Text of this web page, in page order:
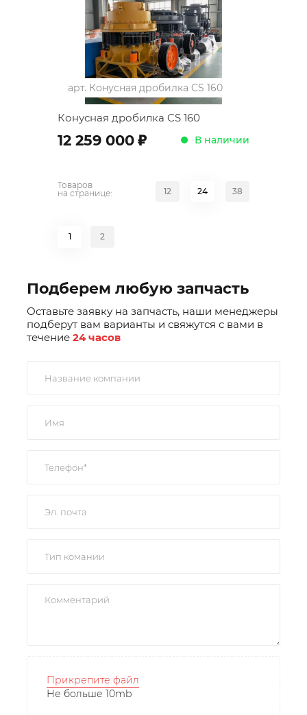
арт. Конусная дробилка CS 160
Конусная дробилка CS 160
12 259 000 ; В наличии
Товаров
на странице:
12 24 38
1 2
Подберем любую запчасть
Оставьте заявку на запчасть, наши менеджеры
подберут вам варианты и свяжутся с вами в
течение 24 часов
Прикрепите файл
Не больше 10mb